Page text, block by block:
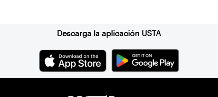
Descarga la aplicación USTA